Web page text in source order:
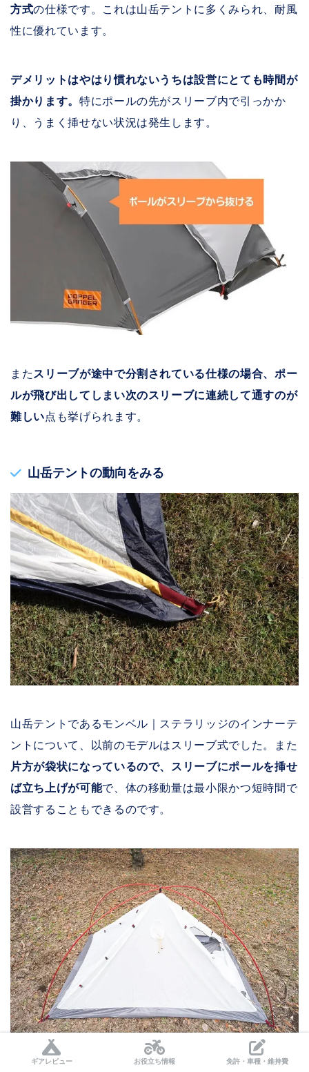
方式の仕様です。これは山岳テントに多くみられ、耐風
性に優れています。
デメリットはやはり慣れないうちは設営にとても時間が
掛かります。 特にポールの先がスリーブ内で引っかか
り、うまく挿せない状況は発生します。
また スリーブが途中で分割されている仕様の場合、ポー
ルが飛び出してしまい次のスリーブに連続して通すのが
難しい点も挙げられます。
山岳テントの動向をみる
山岳テントであるモンベル｜ステラリッジのインナーテ
ントについて、以前のモデルはスリーブ式でした。また
片方が袋状になっているので、スリーブにポールを挿せ
ば立ち上げが可能で、体の移動量は最小限かつ短時間で
設営することもできるのです。
ギアレビュー お役立ち情報 免許・車種・維持費